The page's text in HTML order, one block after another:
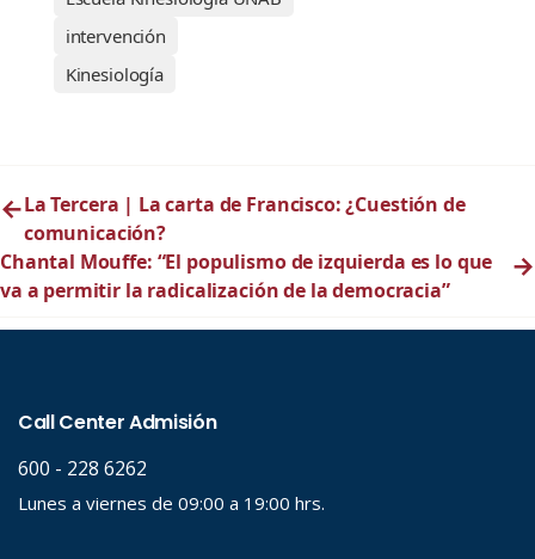
intervención
Kinesiología
←La Tercera | La carta de Francisco: ¿Cuestión de
comunicación?
Chantal Mouffe: “El populismo de izquierda es lo que
va a permitir la radicalización de la democracia”
→